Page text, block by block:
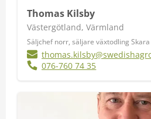
Thomas Kilsby
Västergötland, Värmland
Säljchef norr, säljare växtodling Skara
076-760 74 35